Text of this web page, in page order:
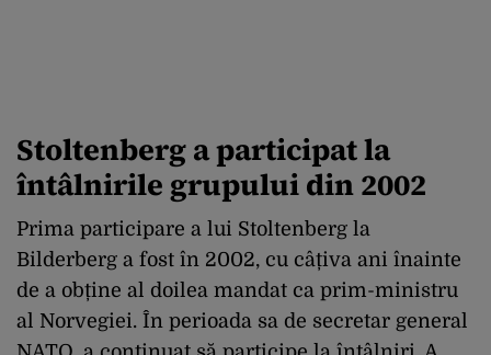
Stoltenberg a participat la
întâlnirile grupului din 2002
Prima participare a lui Stoltenberg la
Bilderberg a fost în 2002, cu câțiva ani înainte
de a obține al doilea mandat ca prim-ministru
al Norvegiei. În perioada sa de secretar general